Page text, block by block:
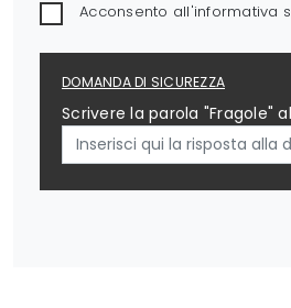
Acconsento all'informativa
DOMANDA DI SICUREZZA
Scrivere la parola "Fragole"